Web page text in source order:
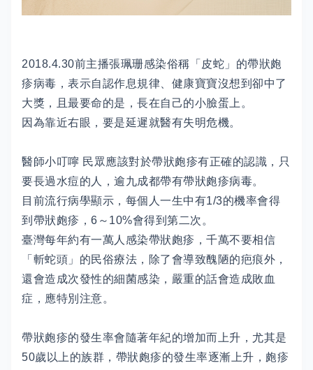
2018.4.30前主播張珮珊感染俗稱「皮蛇」的帶狀皰
疹病毒，表示自認作息規律、健康寶寶沒想到卻中了
大獎，且最要命的是，長在自己的小臉蛋上。
因為靠近右眼，要是延遲就醫有失明危機。
醫師小叮嚀 民眾應該對於帶狀皰疹有正確的認識，只
要長過水痘的人，逾九成都帶有帶狀皰疹病毒。
目前流行病學顯示，每個人一生中有1/3的機率會得
到帶狀皰疹，6～10%會得到第二次。
臺灣每年約有一萬人感染帶狀皰疹，千萬不要相信
「斬蛇頭」的民俗療法，除了會導致醜陋的疤痕外，
還會造成次發性的細菌感染，嚴重的話會造成敗血
症，應特別注意。
帶狀皰疹的發生率會隨著年紀的增加而上升，尤其是
50歲以上的族群，帶狀皰疹的發生率逐漸上升，皰疹